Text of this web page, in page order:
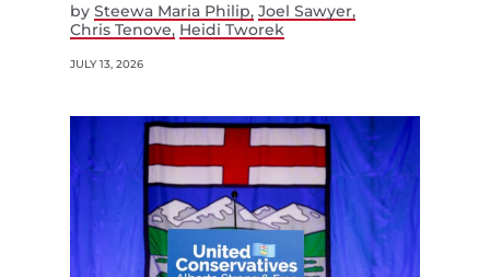
by Steewa Maria Philip Joel Sawyer
Chris Tenove Heidi Tworek
JULY 13, 2026